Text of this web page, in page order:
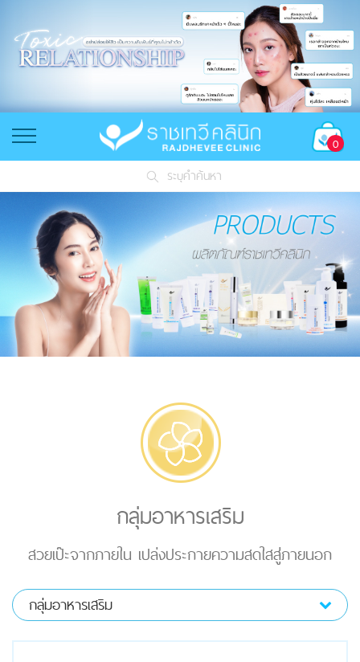
0
ระบุคำค้นหา
กลุ่มอาหารเสริม
สวยเป๊ะจากภายใน เปล่งประกายความสดใสสู่ภายนอก